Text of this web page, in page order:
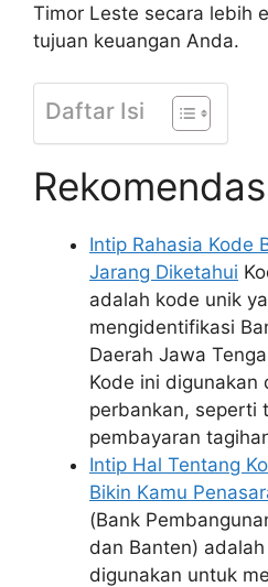
Timor Leste secara lebih
tujuan keuangan Anda.
Daftar Isi
Intip Rahasia Kode
Jarang Diketahui
adalah kode unik
mengidentifikasi
Daerah Jawa
Kode ini digunakan
perbankan, seperti
pembayaran
Intip Hal Tentang
Bikin Kamu
(Bank
dan Banten)
digunakan untuk